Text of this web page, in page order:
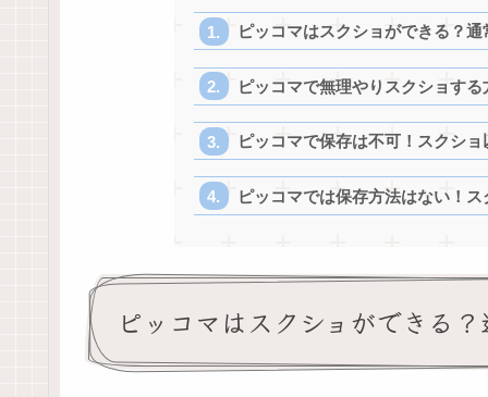
ピッコマはスクショができる？
ピッコマで無理やりスクショす
ピッコマで保存は不可！スクシ
ピッコマでは保存方法はない！
ピッコマはスクショができる